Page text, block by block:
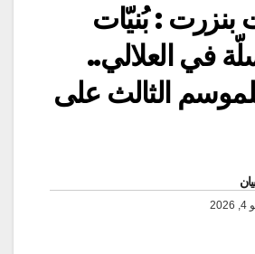
بنزرت : بُنيّات
في العلالي..
الثالث على